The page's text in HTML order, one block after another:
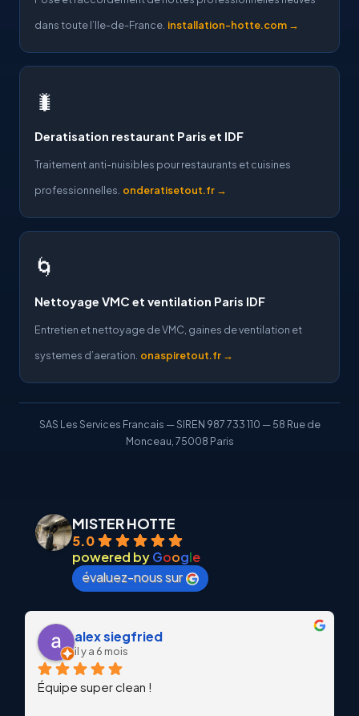
dans toute l’Ile-de-France. installation-hotte.com →
🐛
Deratisation restaurant Paris et IDF
Traitement anti-nuisibles pour restaurants et cuisines
professionnelles. onderatisetout.fr →
🌀
Nettoyage VMC et ventilation Paris IDF
Entretien et nettoyage de VMC, gaines de ventilation et
systemes d’aeration. onaspiretout.fr →
SAS Les Services Francais — SIREN 987 733 110 — 58 Rue de
Monceau, 75008 Paris
MISTER HOTTE
5.0
powered byGoogle
évaluez-nous sur
alex siegfried
il y a 6 mois
Équipe super clean !